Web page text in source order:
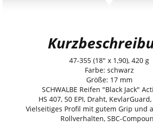
47-355 (18" x 1,90), 420 g
Farbe: schwarz
Größe: 17 mm
SCHWALBE Reifen "Black Jack"
HS 407, 50 EPI, Draht,
Vielseitiges Profil mit gutem Grip und
Rollverhalten, SBC-